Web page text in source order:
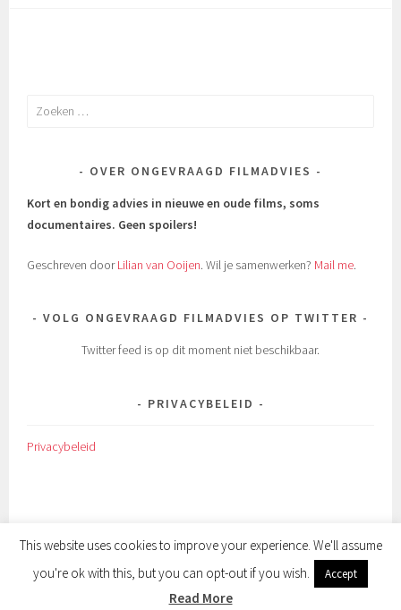
Zoeken
OVER ONGEVRAAGD FILMADVIES
Kort en bondig advies in nieuwe en oude films, soms
documentaires. Geen spoilers!
Geschreven doorLilian van Ooijen. Wil je samenwerken? Mail me.
VOLG ONGEVRAAGD FILMADVIES OP TWITTER
Twitter feed is op dit moment niet beschikbaar.
PRIVACYBELEID
Privacybeleid
ONDERSTEUND DOOR WORDPRESS | THEMA: SELA DOOR
This website uses cookies to improve your experience. We'll assume
you're ok with this, but you can opt-out if you wish.
Accept
Read More